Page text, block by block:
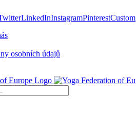
LinkedInInstagramPinterestCustom
osobních údajů